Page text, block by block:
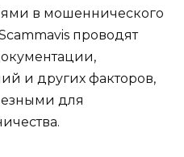
в мошеннического
проводят
и других факторов,
для